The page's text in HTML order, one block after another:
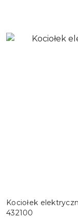
Kociołek
432100